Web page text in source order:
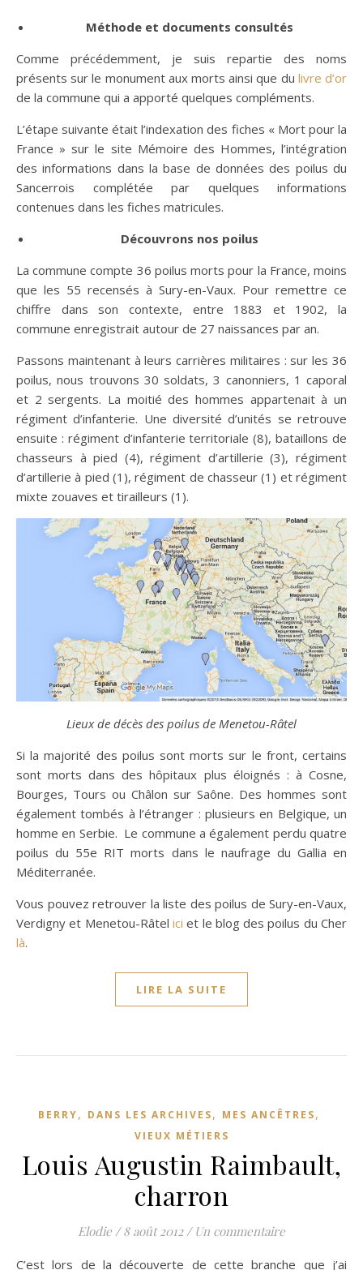
Méthode et documents consultés
Comme précédemment, je suis repartie des noms
présents sur le monument aux morts ainsi que du livre d’or
de la commune qui a apporté quelques compléments.
L’étape suivante était l’indexation des fiches « Mort pour la
France » sur le site Mémoire des Hommes, l’intégration
des informations dans la base de données des poilus du
Sancerrois complétée par quelques informations
contenues dans les fiches matricules.
Découvrons nos poilus
La commune compte 36 poilus morts pour la France, moins
que les 55 recensés à Sury-en-Vaux. Pour remettre ce
chiffre dans son contexte, entre 1883 et 1902, la
commune enregistrait autour de 27 naissances par an.
Passons maintenant à leurs carrières militaires : sur les 36
poilus, nous trouvons 30 soldats, 3 canonniers, 1 caporal
et 2 sergents. La moitié des hommes appartenait à un
régiment d’infanterie. Une diversité d’unités se retrouve
ensuite : régiment d’infanterie territoriale (8), bataillons de
chasseurs à pied (4), régiment d’artillerie (3), régiment
d’artillerie à pied (1), régiment de chasseur (1) et régiment
mixte zouaves et tirailleurs (1).
Lieux de décès des poilus de Menetou-Râtel
Si la majorité des poilus sont morts sur le front, certains
sont morts dans des hôpitaux plus éloignés : à Cosne,
Bourges, Tours ou Châlon sur Saône. Des hommes sont
également tombés à l’étranger : plusieurs en Belgique, un
homme en Serbie. Le commune a également perdu quatre
poilus du 55e RIT morts dans le naufrage du Gallia en
Méditerranée.
Vous pouvez retrouver la liste des poilus de Sury-en-Vaux,
Verdigny et Menetou-Râtel iciet le blog des poilus du Cher
là.
LIRE LA SUITE
BERRY, DANS LES ARCHIVES, MES ANCÊTRES,
VIEUX MÉTIERS
Louis Augustin Raimbault,
charron
Elodie / 8 août 2012 / Un commentaire
C’est lors de la découverte de cette branche que j’ai